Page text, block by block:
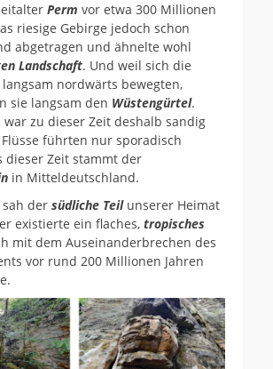
Perm vor etwa 300 Millionen
riesige Gebirge jedoch schon
abgetragen und ähnelte wohl
Landschaft. Und weil sich die
langsam nordwärts bewegten,
sie langsam den Wüstengürtel.
zu dieser Zeit deshalb sandig
führten nur sporadisch
dieser Zeit stammt der
in Mitteldeutschland.
sah der südliche Teilunserer Heimat
existierte ein flaches, tropisches
mit dem Auseinanderbrechen des
vor rund 200 Millionen Jahren